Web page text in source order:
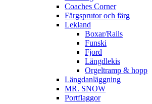
Coaches Corner
Färgsprutor och färg
Lekland
Boxar/Rails
Funski
Fjord
Längdlekis
Orgeltramp & hopp
Längdanläggning
MR. SNOW
Portflaggor